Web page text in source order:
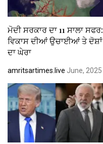
ਮੋਦੀ ਸਰਕਾਰ ਦਾ 11 ਸਾਲਾ ਸਫਰ:
ਵਿਕਾਸ ਦੀਆਂ ਉਚਾਈਆਂ ਤੇ ਦੋਸ਼ਾਂ
ਦਾ ਘੇਰਾ
amritsartimes.live June, 2025